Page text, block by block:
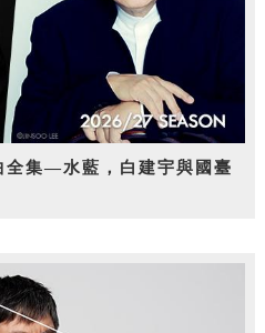
全集—水藍，白建宇與國臺